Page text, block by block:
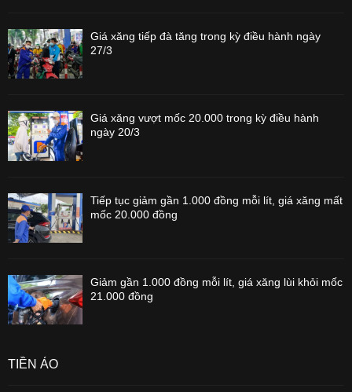
Giá xăng tiếp đà tăng trong kỳ điều hành ngày
27/3
Giá xăng vượt mốc 20.000 trong kỳ điều hành
ngày 20/3
Tiếp tục giảm gần 1.000 đồng mỗi lít, giá xăng mất
mốc 20.000 đồng
Giảm gần 1.000 đồng mỗi lít, giá xăng lùi khỏi mốc
21.000 đồng
TIỀN ẢO